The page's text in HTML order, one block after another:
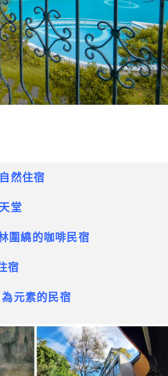
然住宿
堂
圍繞的咖啡民宿
宿
元素的民宿